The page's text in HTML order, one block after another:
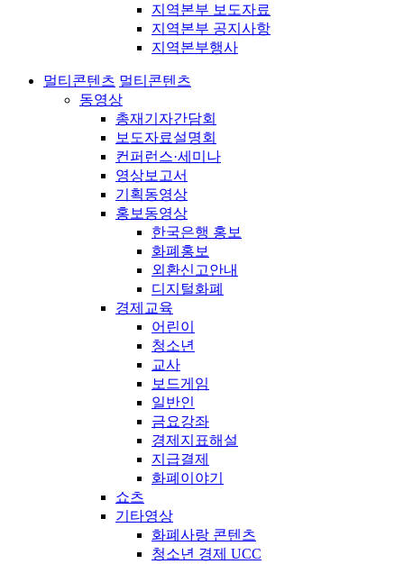
지역본부 보도자료
지역본부 공지사항
지역본부행사
멀티콘텐츠 멀티콘텐츠
동영상
총재기자간담회
보도자료설명회
컨퍼런스·세미나
영상보고서
기획동영상
홍보동영상
한국은행 홍보
화폐홍보
외환신고안내
디지털화폐
경제교육
어린이
청소년
교사
보드게임
일반인
금요강좌
경제지표해설
지급결제
화폐이야기
쇼츠
기타영상
화폐사랑 콘텐츠
청소년 경제 UCC